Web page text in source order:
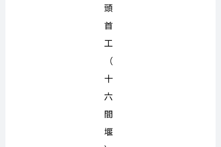
頭
首
工
（
十
六
間
堰